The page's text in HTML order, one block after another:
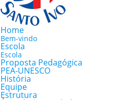
Home
Bem-vindo
Escola
Escola
Proposta Pedagógica
PEA-UNESCO
História
Equipe
Estrutura